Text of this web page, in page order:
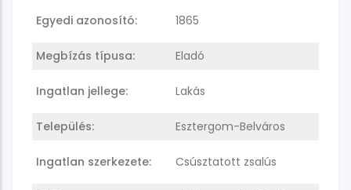
Egyedi azonosító: 1865
Megbízás típusa: Eladó
Ingatlan jellege: Lakás
Település: Esztergom-Belváros
Ingatlan szerkezete: Csúsztatott zsalús